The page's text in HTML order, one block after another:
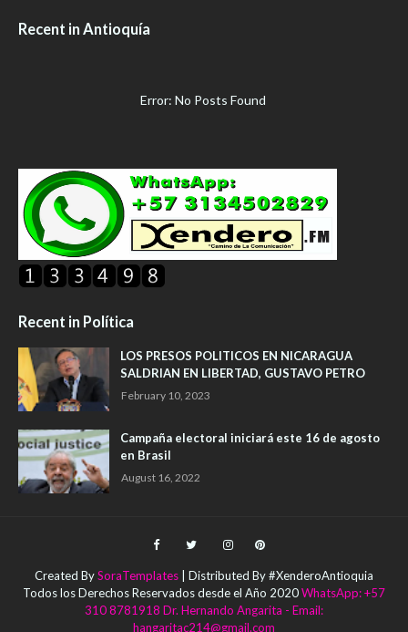
Recent in Antioquía
Error: No Posts Found
Recent in Política
LOS PRESOS POLITICOS EN NICARAGUA
SALDRIAN EN LIBERTAD, GUSTAVO PETRO
February 10, 2023
Campaña electoral iniciará este 16 de agosto
en Brasil
August 16, 2022
Created BySoraTemplates | Distributed By #XenderoAntioquia
Todos los Derechos Reservados desde el Año 2020WhatsApp: +57
310 8781918 Dr. Hernando Angarita - Email:
hangaritac214@gmail.com